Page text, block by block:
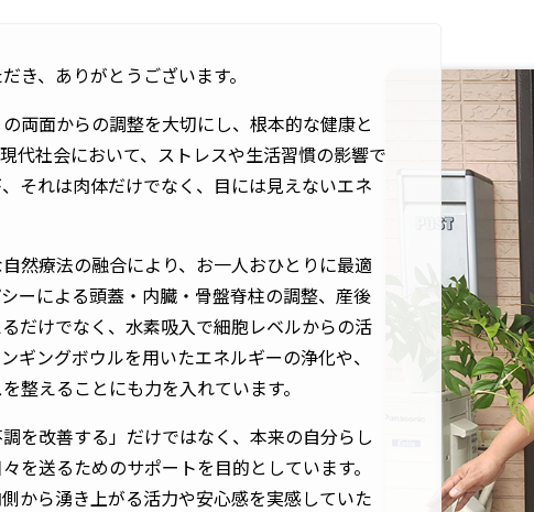
き、ありがとうございます。
両面からの調整を大切にし、根本的な健康と
代社会において、ストレスや生活習慣の影響で
それは肉体だけでなく、目には見えないエネ
然療法の融合により、お一人おひとりに最適
ーによる頭蓋・内臓・骨盤脊柱の調整、産後
だけでなく、水素吸入で細胞レベルからの活
ギングボウルを用いたエネルギーの浄化や、
整えることにも力を入れています。
を改善する」だけではなく、本来の自分らし
を送るためのサポートを目的としています。
から湧き上がる活力や安心感を実感していた